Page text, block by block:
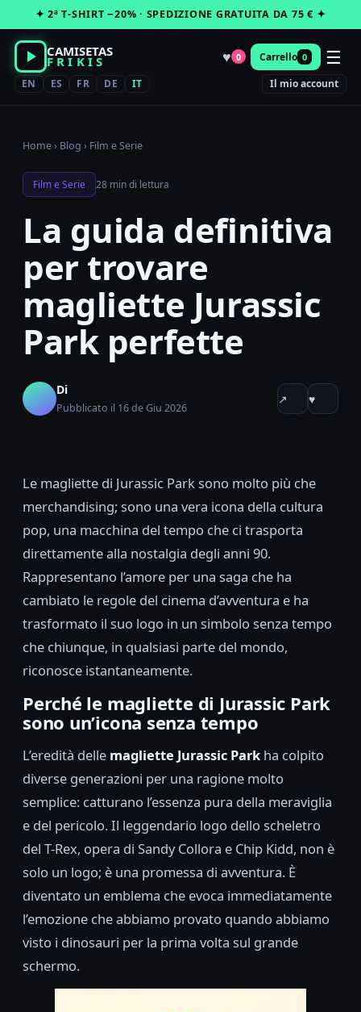
al
contenuto
✦ 2ª T-SHIRT −20% · SPEDIZIONE GRATUITA DA 75 € ✦
CAMISETAS
FRIKIS ♥ 0 Carrello 0 ☰
EN ES FR DE IT Il mio account
Home› Blog › Film e Serie
Film e Serie 28 min di lettura
La guida definitiva
per trovare
magliette Jurassic
Park perfette
Di
Pubblicato il 16 de Giu 2026
↗ ♥
Le magliette di Jurassic Park sono molto più che
merchandising; sono una vera icona della cultura
pop, una macchina del tempo che ci trasporta
direttamente alla nostalgia degli anni 90.
Rappresentano l’amore per una saga che ha
cambiato le regole del cinema d’avventura e ha
trasformato il suo logo in un simbolo senza tempo
che chiunque, in qualsiasi parte del mondo,
riconosce istantaneamente.
Perché le magliette di Jurassic Park
sono un’icona senza tempo
L’eredità delle magliette Jurassic Park ha colpito
diverse generazioni per una ragione molto
semplice: catturano l’essenza pura della meraviglia
e del pericolo. Il leggendario logo dello scheletro
del T-Rex, opera di Sandy Collora e Chip Kidd, non è
solo un logo; è una promessa di avventura. È
diventato un emblema che evoca immediatamente
l’emozione che abbiamo provato quando abbiamo
visto i dinosauri per la prima volta sul grande
schermo.